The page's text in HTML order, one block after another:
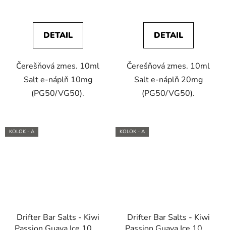
DETAIL
Čerešňová zmes. 10ml
Salt e-náplň 10mg
(PG50/VG50).
DETAIL
Čerešňová zmes. 10ml
Salt e-náplň 20mg
(PG50/VG50).
KOLOK - A
Drifter Bar Salts - Kiwi
KOLOK - A
Drifter Bar Salts - Kiwi